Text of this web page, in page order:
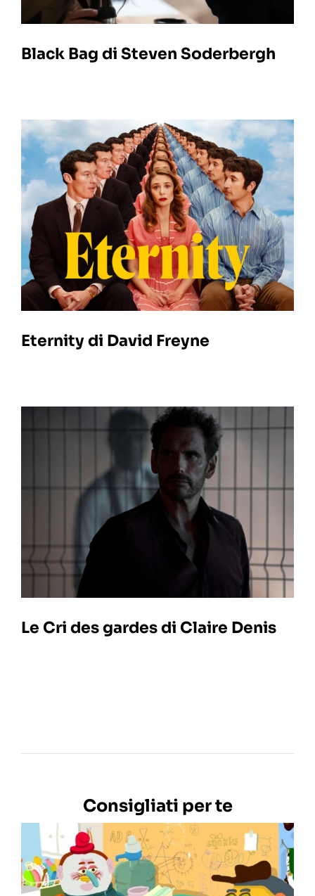
Black Bag di Steven Soderbergh
Eternity di David Freyne
Le Cri des gardes di Claire Denis
Consigliati per te